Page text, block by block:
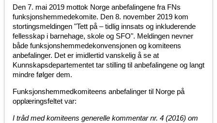
Den 7. mai 2019 mottok Norge anbefalingene fra FNs
funksjonshemmedekomite. Den 8. november 2019 kom
stortingsmeldingen "Tett på – tidlig innsats og inkluderende
fellesskap i barnehage, skole og SFO". Meldingen nevner
både funksjonshemmedekonvensjonen og komiteens
anbefalinger. Det er imidlertid vanskelig å se at
Kunnskapsdepartementet tar stilling til anbefalingene og langt
mindre følger dem.
Funksjonshemmedkomiteens anbefalinger til Norge på
opplæringsfeltet var:
I tråd med komiteens generelle kommentar nr. 4 (2016) om